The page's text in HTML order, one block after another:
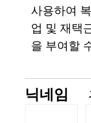
사용하여
업 및 재택
을 부여할
닉네임